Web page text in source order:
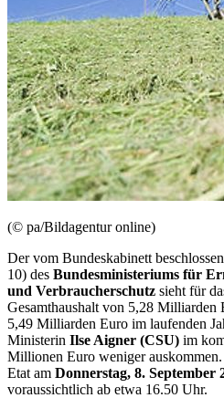
(© pa/Bildagentur online)
Der vom Bundeskabinett
10) des Bundesministeriums für
und Verbraucherschutz sieht für
Gesamthaushalt von 5,28 Milliarden
5,49 Milliarden Euro im laufenden
Ministerin Ilse Aigner (CSU) im
Millionen Euro weniger
Etat am Donnerstag, 8. September
voraussichtlich ab etwa 16.50 Uhr.